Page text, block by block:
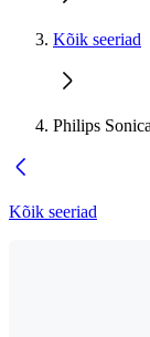
Kõik seeriad
Philips
Kõik seeriad